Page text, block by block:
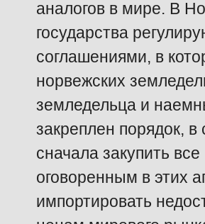
аналогов в мире. В
государства
соглашениями, в
норвежских
земледельца и
закреплен порядок, в
сначала закупить
оговоренным в этих
импортировать